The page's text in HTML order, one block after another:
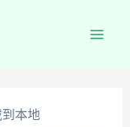
本地